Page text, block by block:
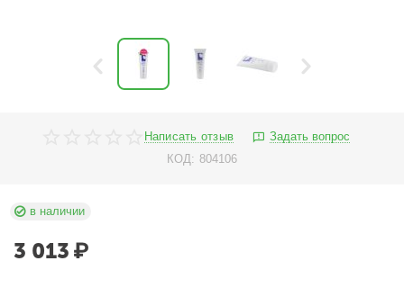
Написать отзыв
Задать вопрос
КОД: 804106
в наличии
3 013 ₽